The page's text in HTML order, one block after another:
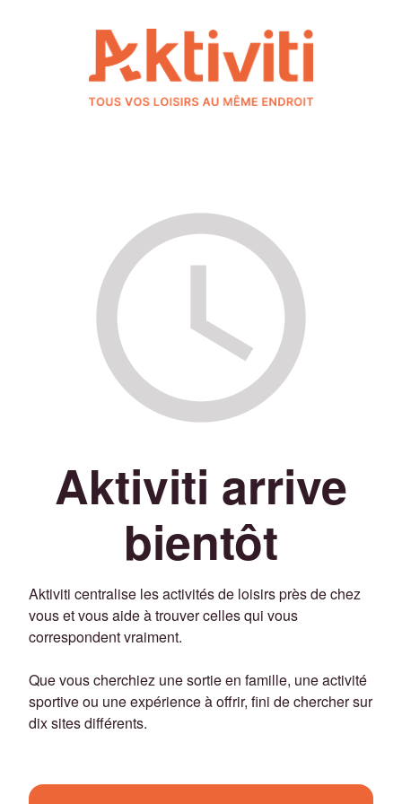
Aktiviti arrive
bientôt
Aktiviti centralise les activités de loisirs près de chez
vous et vous aide à trouver celles qui vous
correspondent vraiment.
Que vous cherchiez une sortie en famille, une activité
sportive ou une expérience à offrir, fini de chercher sur
dix sites différents.